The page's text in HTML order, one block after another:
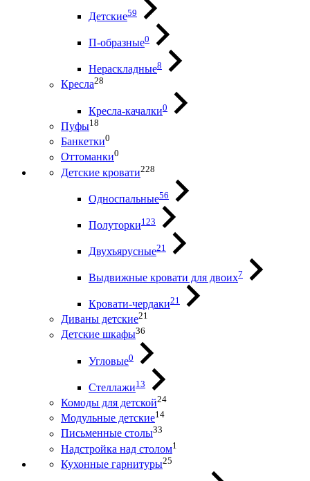
Детские59
П-образные0
Нераскладные8
Кресла28
Кресла-качалки0
Пуфы18
Банкетки0
Оттоманки0
Детские кровати228
Односпальные56
Полуторки123
Двухъярусные21
Выдвижные кровати для двоих7
Кровати-чердаки21
Диваны детские21
Детские шкафы36
Угловые0
Стеллажи13
Комоды для детской24
Модульные детские14
Письменные столы33
Надстройка над столом1
Кухонные гарнитуры25